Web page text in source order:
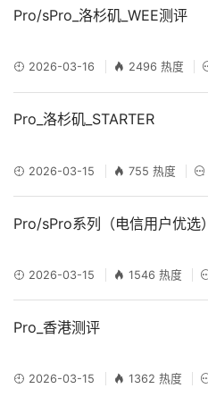
Pro/sPro_洛杉矶_WEE测评
2026-03-16 2496 热度
Pro_洛杉矶_STARTER
2026-03-15 755 热度
Pro/sPro系列（电信用户优选）
2026-03-15 1546 热度
Pro_香港测评
2026-03-15 1362 热度